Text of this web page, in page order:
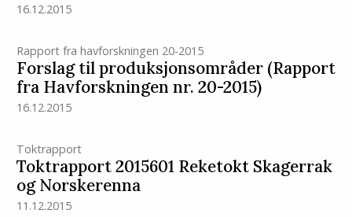
16.12.2015
Rapport fra havforskningen 20-2015
Forslag til produksjonsområder (Rapport
fra Havforskningen nr. 20-2015)
16.12.2015
Toktrapport
Toktrapport 2015601 Reketokt Skagerrak
og Norskerenna
11.12.2015